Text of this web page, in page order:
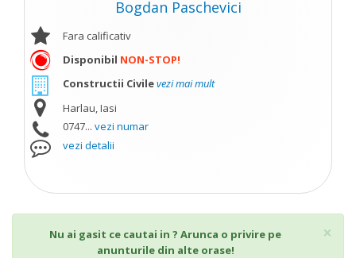
Bogdan Paschevici
Fara calificativ
Disponibil NON-STOP!
Constructii Civilevezi mai mult
Harlau, Iasi
0747... vezi numar
vezi detalii
×
Nu ai gasit ce cautai in ? Arunca o privire pe
anunturile din alte orase!